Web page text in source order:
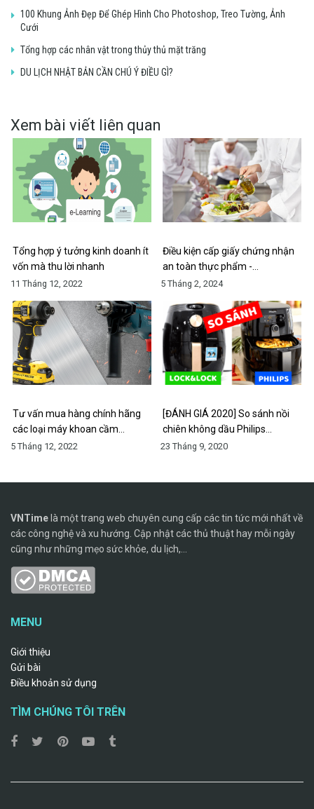
100 Khung Ảnh Đẹp Để Ghép Hình Cho Photoshop, Treo Tường, Ảnh
Cưới
Tổng hợp các nhân vật trong thủy thủ mặt trăng
DU LỊCH NHẬT BẢN CẦN CHÚ Ý ĐIỀU GÌ?
Xem bài viết liên quan
Tổng hợp ý tưởng kinh doanh ít
vốn mà thu lời nhanh
11 Tháng 12, 2022
Điều kiện cấp giấy chứng nhận
an toàn thực phẩm -…
5 Tháng 2, 2024
Tư vấn mua hàng chính hãng
các loại máy khoan cầm…
5 Tháng 12, 2022
[ĐÁNH GIÁ 2020] So sánh nồi
chiên không dầu Philips…
23 Tháng 9, 2020
VNTime là một trang web chuyên cung cấp các tin tức mới nhất về
các công nghệ và xu hướng. Cập nhật các thủ thuật hay mỗi ngày
cũng như những mẹo sức khỏe, du lịch,...
MENU
Giới thiệu
Gửi bài
Điều khoản sử dụng
TÌM CHÚNG TÔI TRÊN